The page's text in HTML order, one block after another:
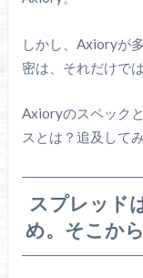
しかし、Axioryが
密は、それだけで
Axioryのスペック
スとは？追及して
スプレッド
め。そこか